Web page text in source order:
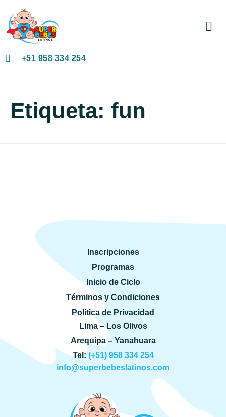
+51 958 334 254
Etiqueta: fun
Inscripciones
Programas
Inicio de Ciclo
Términos y Condiciones
Política de Privacidad
Lima – Los Olivos
Arequipa – Yanahuara
Tel:(+51) 958 334 254
info@superbebeslatinos.com